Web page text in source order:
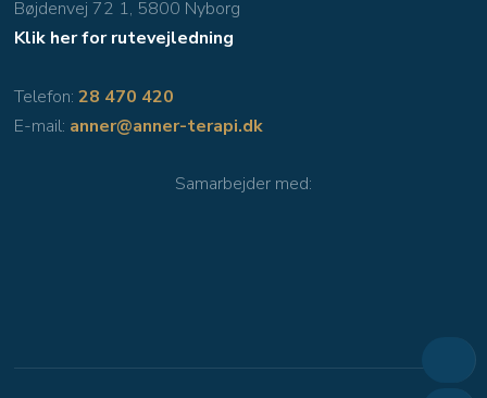
Bøjdenvej 72 1, 5800 Nyborg
Klik her for rutevejledning
Telefon:28 470 420
E-mail: anner@anner-terapi.dk
Samarbejder med​: